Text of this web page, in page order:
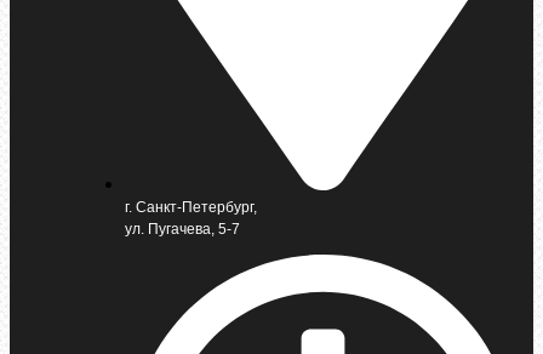
г. Санкт-Петербург,
ул. Пугачева, 5-7